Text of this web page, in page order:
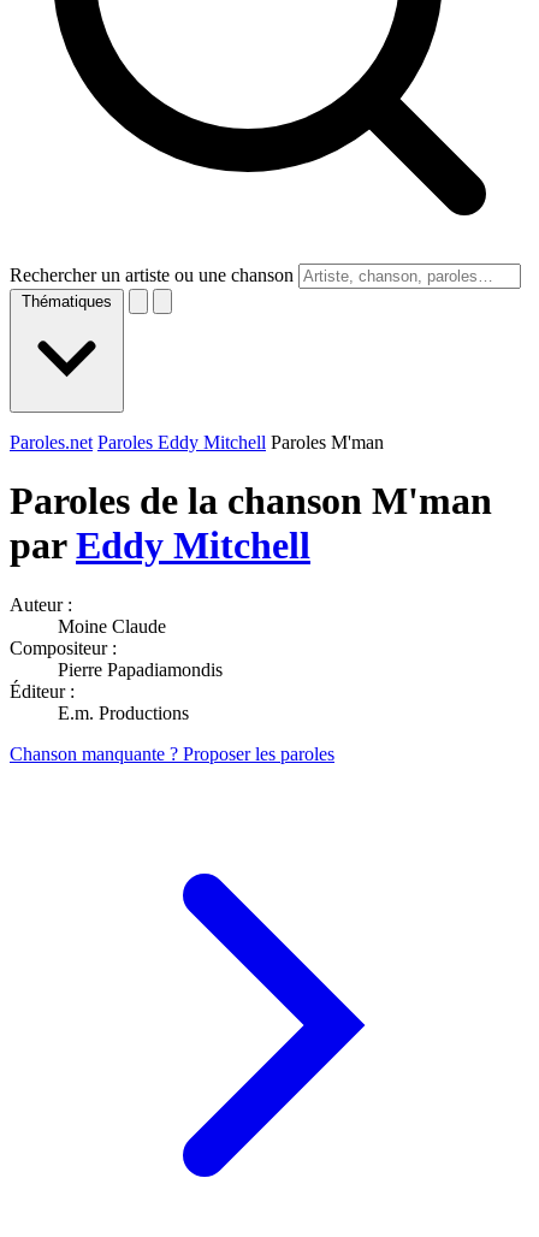
Rechercher un artiste ou une chanson
Thématiques
Paroles.net Paroles Eddy Mitchell Paroles M'man
Paroles de la chanson M'man
parEddy Mitchell
Auteur :
Moine Claude
Compositeur :
Pierre Papadiamondis
Éditeur :
E.m. Productions
Chanson manquante ? Proposer les paroles